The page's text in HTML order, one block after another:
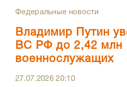
Федеральные новости
Владимир Путин
ВС РФ до 2,42 млн
военнослужащих
27.07.202620:10